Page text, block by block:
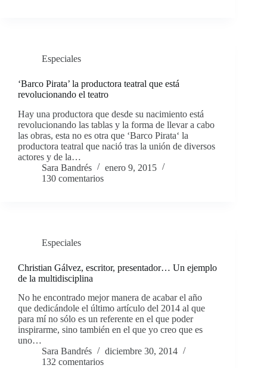
Especiales
‘Barco Pirata’ la productora teatral que está
revolucionando el teatro
Hay una productora que desde su nacimiento está
revolucionando las tablas y la forma de llevar a cabo
las obras, esta no es otra que ‘Barco Pirata‘ la
productora teatral que nació tras la unión de diversos
actores y de la…
Sara Bandrés
enero 9, 2015
130 comentarios
Especiales
Christian Gálvez, escritor, presentador… Un ejemplo
de la multidisciplina
No he encontrado mejor manera de acabar el año
que dedicándole el último artículo del 2014 al que
para mí no sólo es un referente en el que poder
inspirarme, sino también en el que yo creo que es
uno…
Sara Bandrés
diciembre 30, 2014
132 comentarios